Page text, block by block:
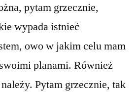
pytam grzecznie,
wypada istnieć
owo w jakim celu mam
planami. Również
Pytam grzecznie, tak